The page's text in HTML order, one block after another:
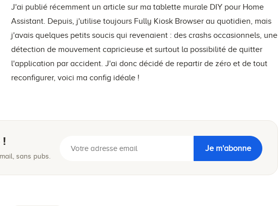
J'ai publié récemment un article sur ma tablette murale DIY pour Home
Assistant. Depuis, j'utilise toujours Fully Kiosk Browser au quotidien, mais
j'avais quelques petits soucis qui revenaient : des crashs occasionnels, une
détection de mouvement capricieuse et surtout la possibilité de quitter
l'application par accident. J'ai donc décidé de repartir de zéro et de tout
reconfigurer, voici ma config idéale !
!
sans pubs.
Je m'abonne